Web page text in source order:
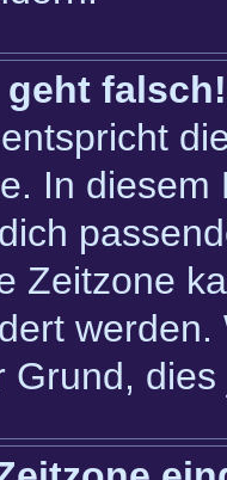
geht falsch!
In diesem
Zeitzone
Grund,